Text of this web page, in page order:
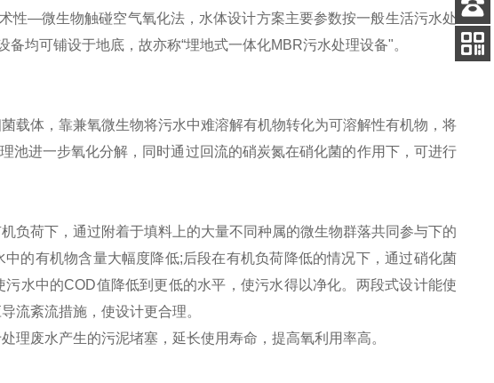
性—微生物触碰空气氧化法，水体设计方案主要参数按一般生活污水处
均可铺设于地底，故亦称“埋地式一体化MBR污水处理设备"。
载体，靠兼氧微生物将污水中难溶解有机物转化为可溶解性有机物，将
池进一步氧化分解，同时通过回流的硝炭氮在硝化菌的作用下，可进行
负荷下，通过附着于填料上的大量不同种属的微生物群落共同参与下的
的有机物含量大幅度降低;后段在有机负荷降低的情况下，通过硝化菌
水中的COD值降低到更低的水平，使污水得以净化。两段式设计能使
流紊流措施，使设计更合理。
理废水产生的污泥堵塞，延长使用寿命，提高氧利用率高。
客服
电话